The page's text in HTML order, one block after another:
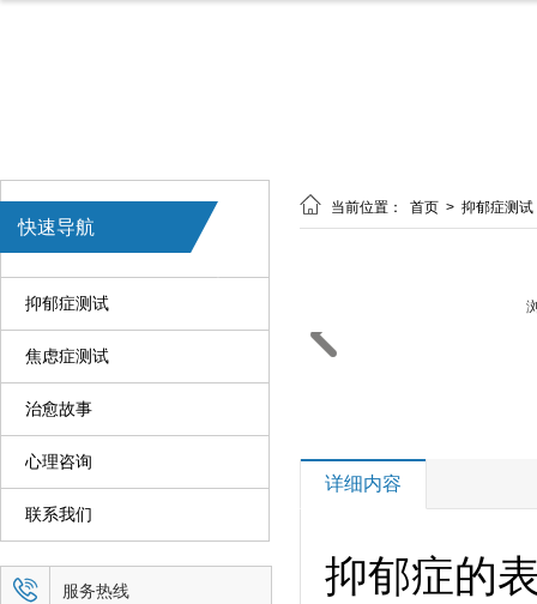
快速导航
抑郁症测试
焦虑症测试
治愈故事
心理咨询
联系我们
 服务热线
 当前位置： 首页 > 抑郁症测试

详细内容
抑郁症的